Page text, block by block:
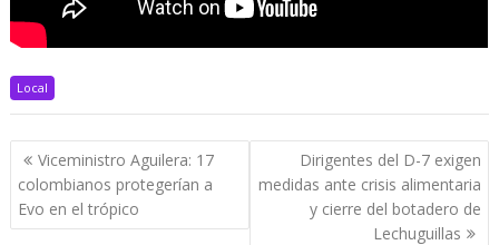
Local
Navegación
de
entradas
Viceministro Aguilera: 17
colombianos protegerían a
Evo en el trópico
Dirigentes del D-7 exigen
medidas ante crisis alimentaria
y cierre del botadero de
Lechuguillas